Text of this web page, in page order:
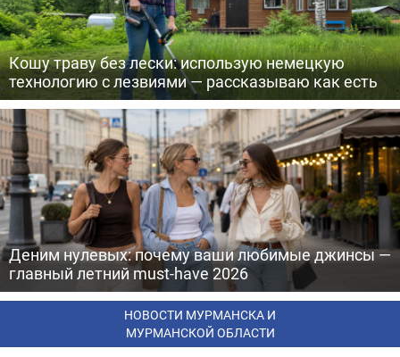
Кошу траву без лески: использую немецкую
технологию с лезвиями — рассказываю как есть
Деним нулевых: почему ваши любимые джинсы —
главный летний must-have 2026
НОВОСТИ МУРМАНСКА И
МУРМАНСКОЙ ОБЛАСТИ